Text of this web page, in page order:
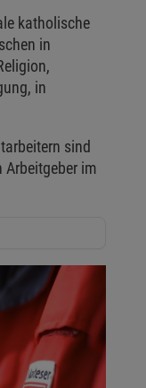
katholische
in
in
sind
Arbeitgeber im